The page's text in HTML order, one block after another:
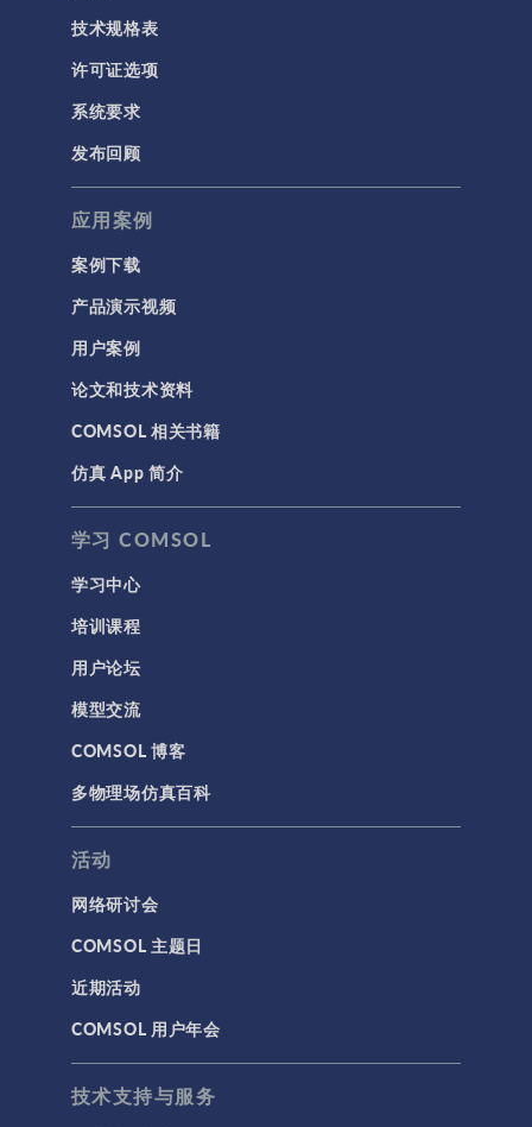
电磁学
RF 与微波工程
低频电磁学
半导体器件
带电粒子追踪
波动光学
等离子体物理
科学新闻
结构 & 声学
MEMS & 压电器件
声学与振动
岩土力学
材料模型
结构力学
结构动力学
API
代理模型
仿真 App
基于方程建模
安装与许可证管理
建模工具和定义
材料
物理场接口
用户界面
技术规格表
许可证选项
系统要求
发布回顾
应用案例
案例下载
产品演示视频
用户案例
论文和技术资料
COMSOL 相关书籍
仿真 App 简介
学习 COMSOL
学习中心
培训课程
用户论坛
模型交流
COMSOL 博客
多物理场仿真百科
活动
网络研讨会
COMSOL 主题日
近期活动
COMSOL 用户年会
技术支持与服务